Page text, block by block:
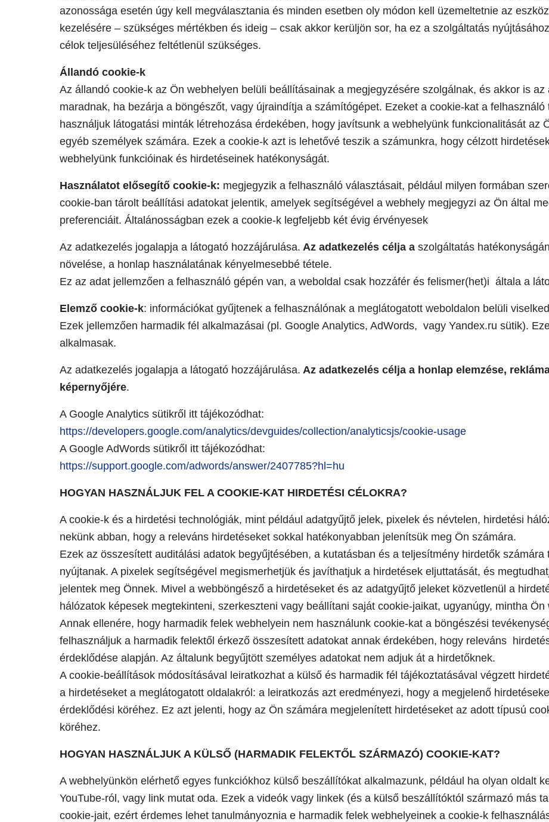
azonossága esetén úgy kell megválasztania és minden esetben oly módon kell üzemeltetnie az
kezelésére – szükséges mértékben és ideig – csak akkor kerüljön sor, ha ez a szolgáltatás
célok teljesüléséhez feltétlenül szükséges.
Állandó cookie-k
Az állandó cookie-k az Ön webhelyen belüli beállításainak a megjegyzésére szolgálnak, és akkor is
maradnak, ha bezárja a böngészőt, vagy újraindítja a számítógépet. Ezeket a cookie-kat a
használjuk látogatási minták létrehozása érdekében, hogy javítsunk a webhelyünk funkcionalitását az
egyéb személyek számára. Ezek a cookie-k azt is lehetővé teszik a számunkra, hogy célzott
webhelyünk funkcióinak és hirdetéseinek hatékonyságát.
Használatot elősegítő cookie-k: megjegyzik a felhasználó választásait, például milyen formában
cookie-ban tárolt beállítási adatokat jelentik, amelyek segítségével a webhely megjegyzi az Ön által
preferenciáit. Általánosságban ezek a cookie-k legfeljebb két évig érvényesek
Az adatkezelés jogalapja a látogató hozzájárulása. Az adatkezelés célja a szolgáltatás
növelése, a honlap használatának kényelmesebbé tétele.
Ez az adat jellemzően a felhasználó gépén van, a weboldal csak hozzáfér és felismer(het)i általa a
Elemző cookie-k: információkat gyűjtenek a felhasználónak a meglátogatott weboldalon belüli
Ezek jellemzően harmadik fél alkalmazásai (pl. Google Analytics, AdWords, vagy Yandex.ru sütik).
alkalmasak.
Az adatkezelés jogalapja a látogató hozzájárulása. Az adatkezelés célja a honlap elemzése,
képernyőjére.
A Google Analytics sütikről itt tájékozódhat:
https://developers.google.com/analytics/devguides/collection/analyticsjs/cookie-usage
A Google AdWords sütikről itt tájékozódhat:
https://support.google.com/adwords/answer/2407785?hl=hu
HOGYAN HASZNÁLJUK FEL A COOKIE-KAT HIRDETÉSI CÉLOKRA?
A cookie-k és a hirdetési technológiák, mint például adatgyűjtő jelek, pixelek és névtelen, hirdetési
nekünk abban, hogy a releváns hirdetéseket sokkal hatékonyabban jelenítsük meg Ön számára.
Ezek az összesített auditálási adatok begyűjtésében, a kutatásban és a teljesítmény hirdetők
nyújtanak. A pixelek segítségével megismerhetjük és javíthatjuk a hirdetések eljuttatását, és
jelentek meg Önnek. Mivel a webböngésző a hirdetéseket és az adatgyűjtő jeleket közvetlenül a
hálózatok képesek megtekinteni, szerkeszteni vagy beállítani saját cookie-jaikat, ugyanúgy, mintha
Annak ellenére, hogy harmadik felek webhelyein nem használunk cookie-kat a böngészési
felhasználjuk a harmadik felektől érkező összesített adatokat annak érdekében, hogy releváns
érdeklődése alapján. Az általunk begyűjtött személyes adatokat nem adjuk át a hirdetőknek.
A cookie-beállítások módosításával leiratkozhat a külső és harmadik fél tájékoztatásával végzett
a hirdetéseket a meglátogatott oldalakról: a leiratkozás azt eredményezi, hogy a megjelenő
érdeklődési köréhez. Ez azt jelenti, hogy az Ön számára megjelenített hirdetéseket az adott típusú
köréhez.
HOGYAN HASZNÁLJUK A KÜLSŐ (HARMADIK FELEKTŐL SZÁRMAZÓ) COOKIE-KAT?
A webhelyünkön elérhető egyes funkciókhoz külső beszállítókat alkalmazunk, például ha olyan oldalt
YouTube-ról, vagy link mutat oda. Ezek a videók vagy linkek (és a külső beszállítóktól származó más
cookie-jait, ezért érdemes lehet tanulmányoznia e harmadik felek webhelyeinek a cookie-k